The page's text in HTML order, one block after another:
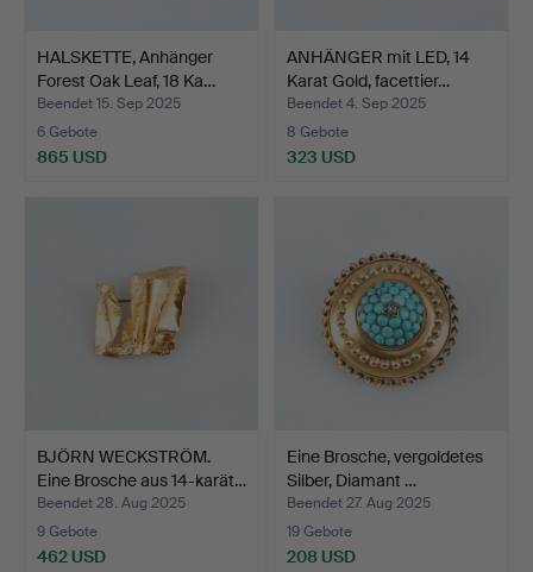
HALSKETTE, Anhänger
Forest Oak Leaf, 18 Ka…
Beendet 15. Sep 2025
6 Gebote
865 USD
ANHÄNGER mit LED, 14
Karat Gold, facettier…
Beendet 4. Sep 2025
8 Gebote
323 USD
BJÖRN WECKSTRÖM.
Eine Brosche aus 14-karät…
Beendet 28. Aug 2025
9 Gebote
462 USD
Eine Brosche, vergoldetes
Silber, Diamant …
Beendet 27. Aug 2025
19 Gebote
208 USD